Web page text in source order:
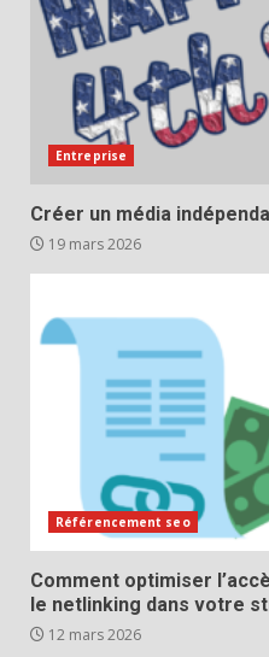
Entreprise
Créer un média
19 mars 2026
Référencement seo
Comment optimiser
le netlinking dans votre
12 mars 2026